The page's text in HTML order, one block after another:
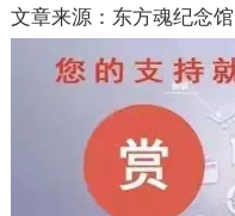
文章来源：东方魂纪念馆